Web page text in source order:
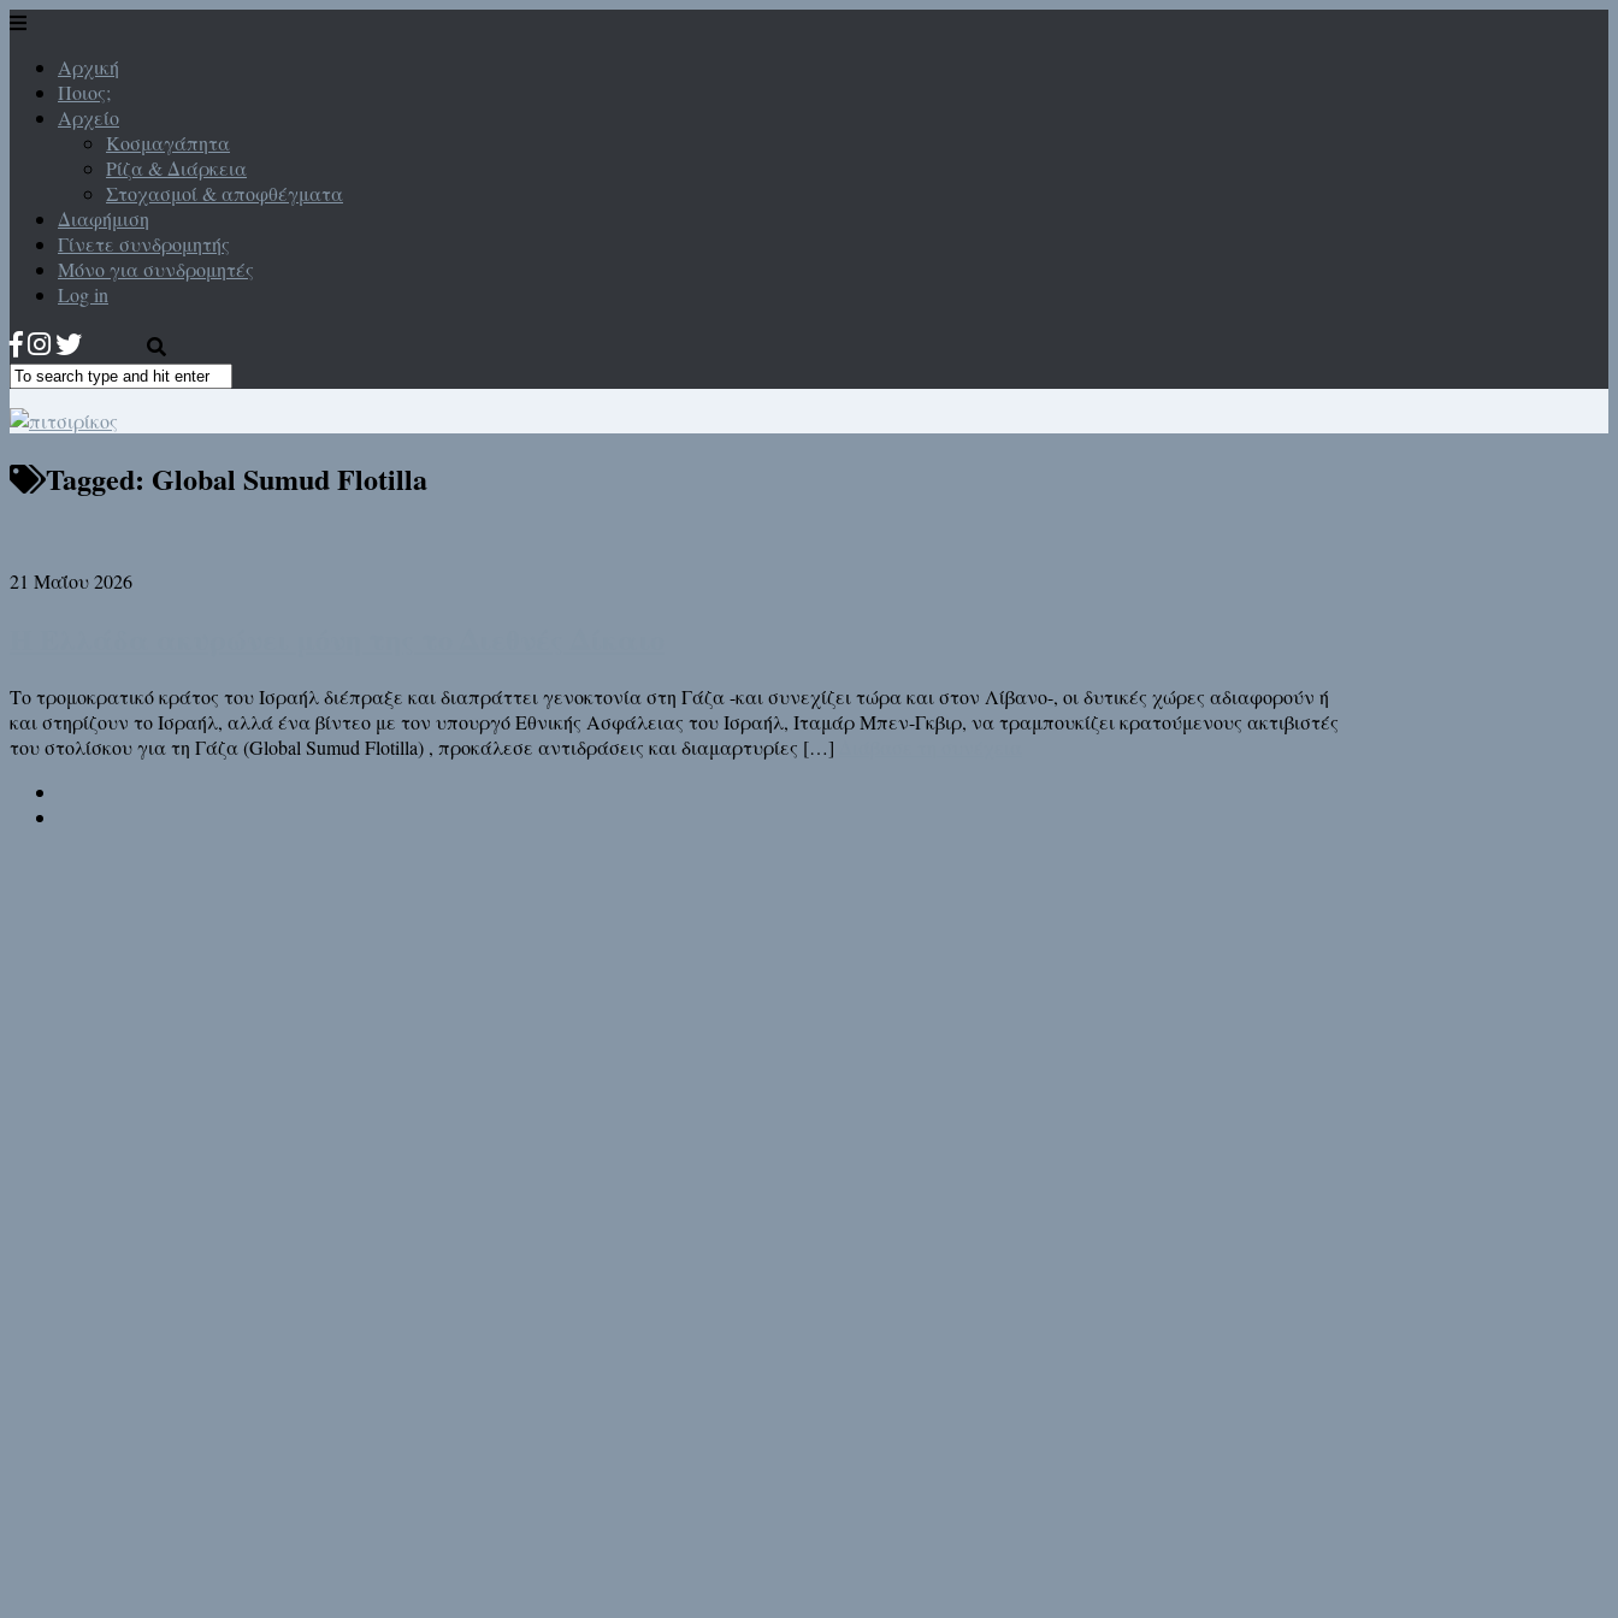
Αρχική
Ποιος;
Αρχείο
Κοσμαγάπητα
Ρίζα & Διάρκεια
Στοχασμοί & αποφθέγματα
Διαφήμιση
Γίνετε συνδρομητής
Μόνο για συνδρομητές
Log in
Tagged: Global Sumud Flotilla
21 Μαΐου 2026
Το τρομοκρατικό κράτος του Ισραήλ διέπραξε και διαπράττει γενοκτονία στη Γάζα -και συνεχίζει τώρα και στον Λίβανο-, οι δυτικές χώρες αδιαφορούν ή
και στηρίζουν το Ισραήλ, αλλά ένα βίντεο με τον υπουργό Εθνικής Ασφάλειας του Ισραήλ, Ιταμάρ Μπεν-Γκβιρ, να τραμπουκίζει κρατούμενους ακτιβιστές
του στολίσκου για τη Γάζα (Global Sumud Flotilla) , προκάλεσε αντιδράσεις και διαμαρτυρίες […]